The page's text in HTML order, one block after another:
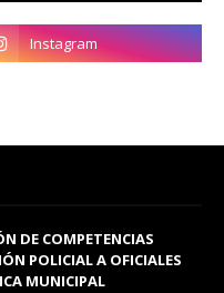
DE COMPETENCIAS
POLICIAL A OFICIALES
MUNICIPAL